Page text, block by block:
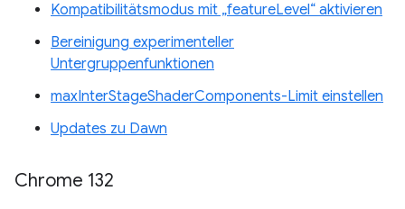
Kompatibilitätsmodus mit „featureLevel“ aktivieren
Bereinigung experimenteller
Untergruppenfunktionen
maxInterStageShaderComponents-Limit einstellen
Updates zu Dawn
Chrome 132